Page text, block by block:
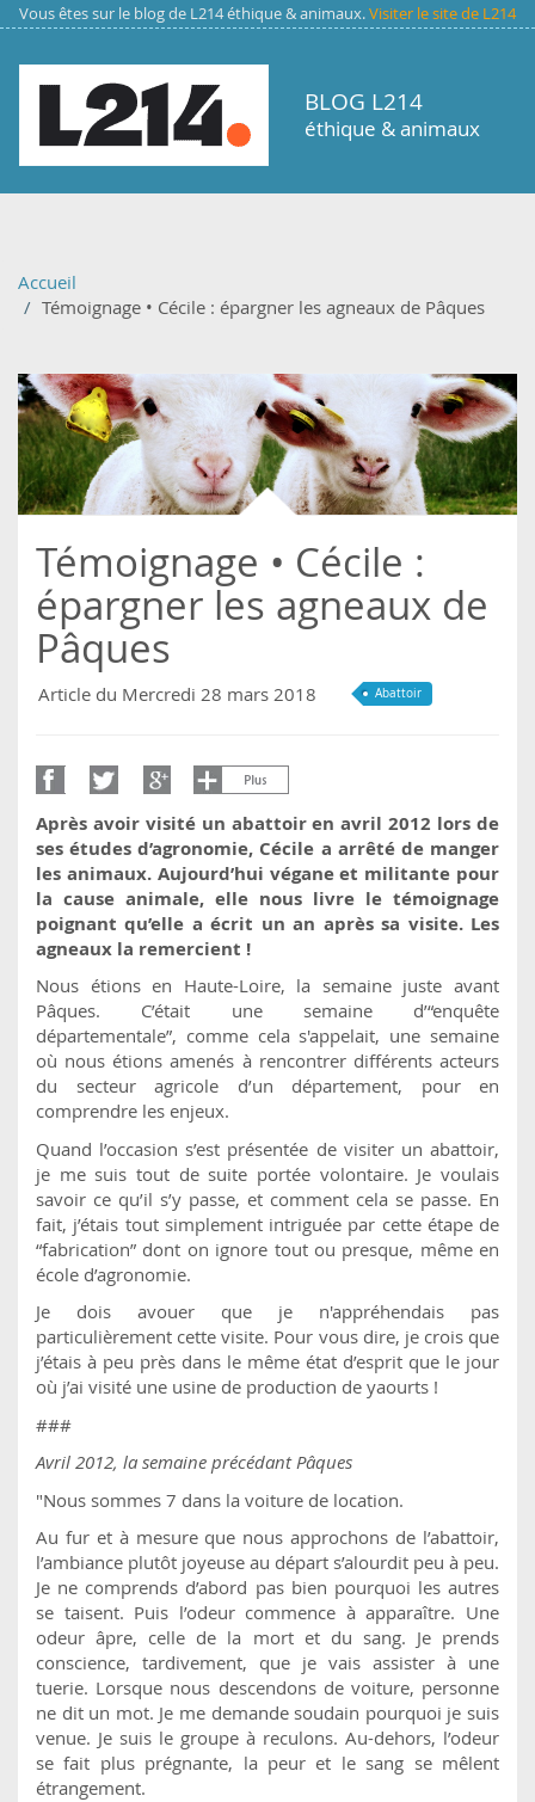
Aller au contenu principal
Vous êtes sur le blog de L214 éthique & animaux.Visiter le site de L214
BLOG L214
éthique & animaux
Accueil
Témoignage • Cécile : épargner les agneaux de Pâques
Témoignage • Cécile :
épargner les agneaux de
Pâques
Article du Mercredi 28 mars 2018 Abattoir
Après avoir visité un abattoir en avril 2012 lors de
ses études d’agronomie, Cécile a arrêté de manger
les animaux. Aujourd’hui végane et militante pour
la cause animale, elle nous livre le témoignage
poignant qu’elle a écrit un an après sa visite. Les
agneaux la remercient !
Nous étions en Haute-Loire, la semaine juste avant
Pâques. C’était une semaine d’“enquête
départementale”, comme cela s'appelait, une semaine
où nous étions amenés à rencontrer différents acteurs
du secteur agricole d’un département, pour en
comprendre les enjeux.
Quand l’occasion s’est présentée de visiter un abattoir,
je me suis tout de suite portée volontaire. Je voulais
savoir ce qu’il s’y passe, et comment cela se passe. En
fait, j’étais tout simplement intriguée par cette étape de
“fabrication” dont on ignore tout ou presque, même en
école d’agronomie.
Je dois avouer que je n'appréhendais pas
particulièrement cette visite. Pour vous dire, je crois que
j’étais à peu près dans le même état d’esprit que le jour
où j’ai visité une usine de production de yaourts !
###
Avril 2012, la semaine précédant Pâques
"Nous sommes 7 dans la voiture de location.
Au fur et à mesure que nous approchons de l’abattoir,
l’ambiance plutôt joyeuse au départ s’alourdit peu à peu.
Je ne comprends d’abord pas bien pourquoi les autres
se taisent. Puis l’odeur commence à apparaître. Une
odeur âpre, celle de la mort et du sang. Je prends
conscience, tardivement, que je vais assister à une
tuerie. Lorsque nous descendons de voiture, personne
ne dit un mot. Je me demande soudain pourquoi je suis
venue. Je suis le groupe à reculons. Au-dehors, l’odeur
se fait plus prégnante, la peur et le sang se mêlent
étrangement.